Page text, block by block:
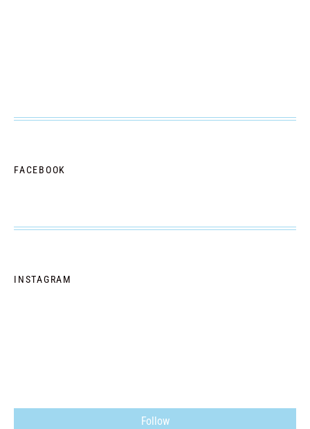
FACEBOOK
INSTAGRAM
Follow